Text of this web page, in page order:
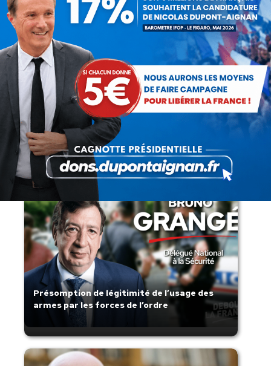
15 juillet 2026
Rechercher
Recherche
:
Articles récents
Présomption de légitimité de l’usage des
armes par les forces de l’ordre